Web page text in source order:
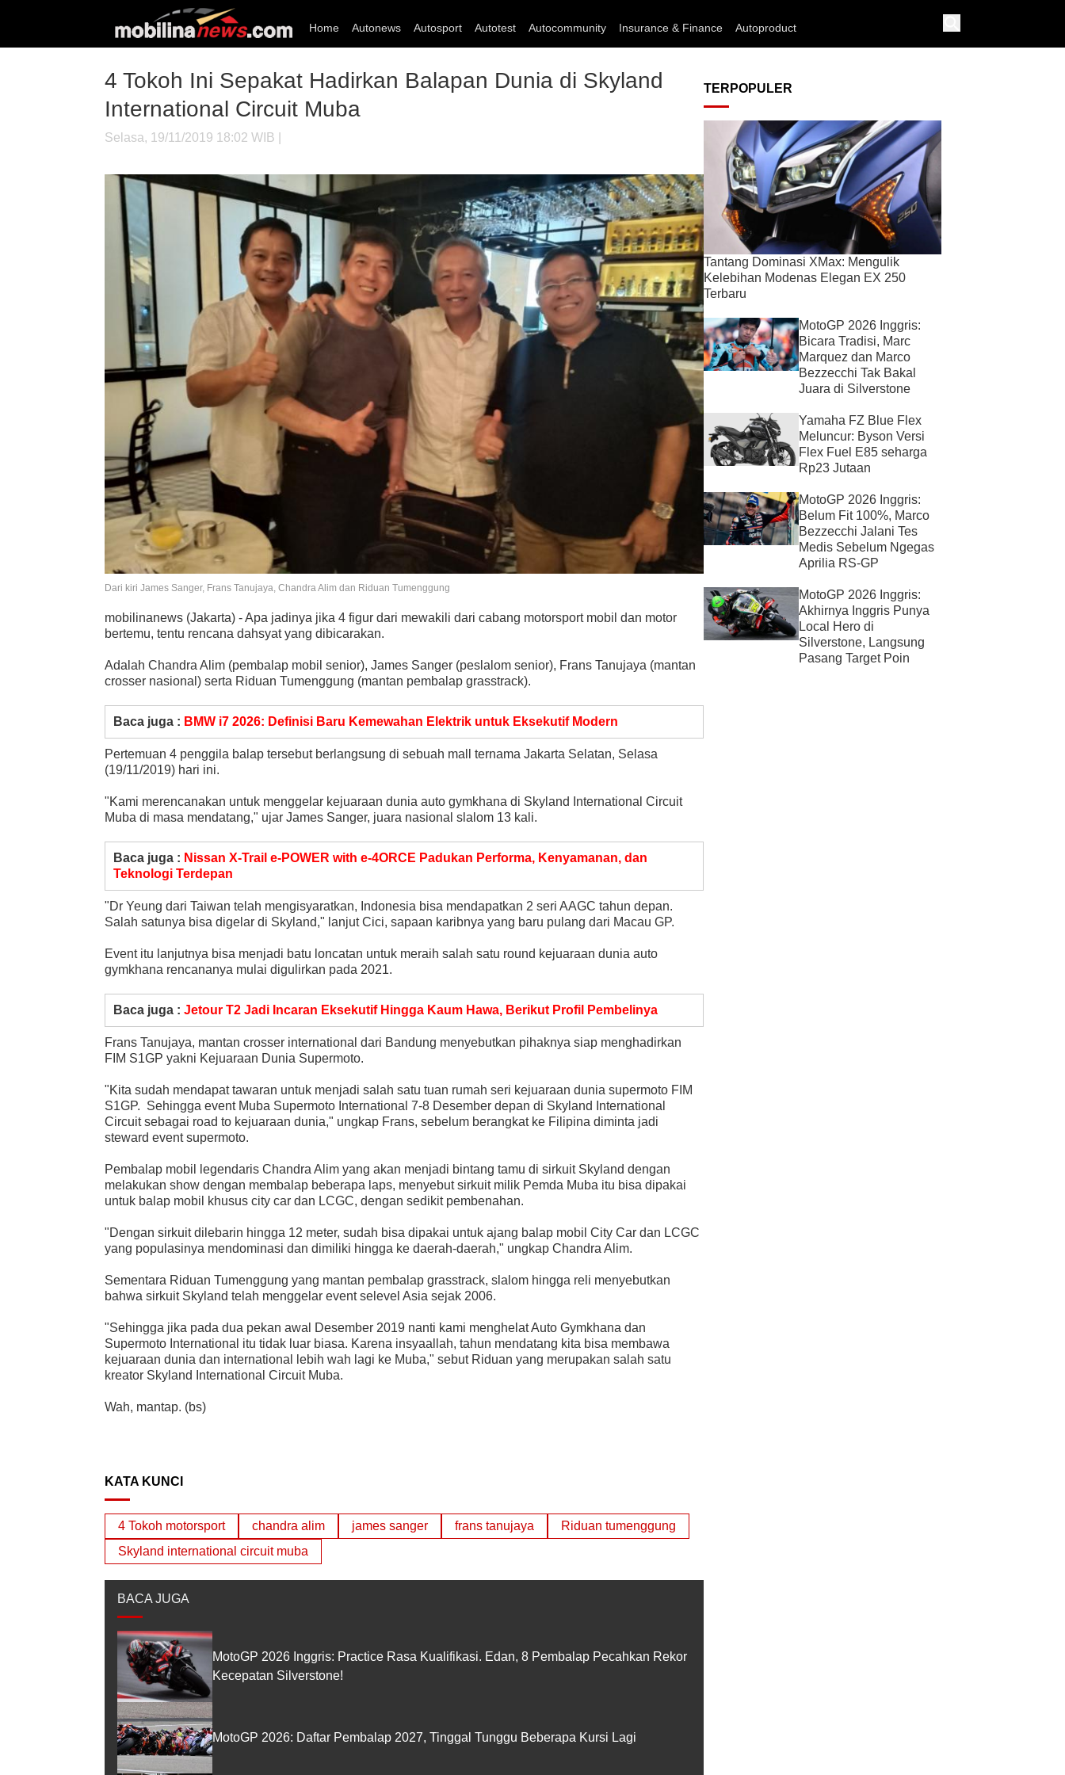
Home Autonews Autosport Autotest Autocommunity Insurance & Finance Autoproduct
4 Tokoh Ini Sepakat Hadirkan Balapan Dunia di Skyland
International Circuit Muba
Selasa, 19/11/2019 18:02 WIB |
Dari kiri James Sanger, Frans Tanujaya, Chandra Alim dan Riduan Tumenggung
mobilinanews (Jakarta) - Apa jadinya jika 4 figur dari mewakili dari cabang motorsport mobil dan motor
bertemu, tentu rencana dahsyat yang dibicarakan.
Adalah Chandra Alim (pembalap mobil senior), James Sanger (peslalom senior), Frans Tanujaya (mantan
crosser nasional) serta Riduan Tumenggung (mantan pembalap grasstrack).
Baca juga : BMW i7 2026: Definisi Baru Kemewahan Elektrik untuk Eksekutif Modern
Pertemuan 4 penggila balap tersebut berlangsung di sebuah mall ternama Jakarta Selatan, Selasa
(19/11/2019) hari ini.
"Kami merencanakan untuk menggelar kejuaraan dunia auto gymkhana di Skyland International Circuit
Muba di masa mendatang," ujar James Sanger, juara nasional slalom 13 kali.
Baca juga : Nissan X-Trail e-POWER with e-4ORCE Padukan Performa, Kenyamanan, dan
Teknologi Terdepan
"Dr Yeung dari Taiwan telah mengisyaratkan, Indonesia bisa mendapatkan 2 seri AAGC tahun depan.
Salah satunya bisa digelar di Skyland," lanjut Cici, sapaan karibnya yang baru pulang dari Macau GP.
Event itu lanjutnya bisa menjadi batu loncatan untuk meraih salah satu round kejuaraan dunia auto
gymkhana rencananya mulai digulirkan pada 2021.
Baca juga : Jetour T2 Jadi Incaran Eksekutif Hingga Kaum Hawa, Berikut Profil Pembelinya
Frans Tanujaya, mantan crosser international dari Bandung menyebutkan pihaknya siap menghadirkan
FIM S1GP yakni Kejuaraan Dunia Supermoto.
"Kita sudah mendapat tawaran untuk menjadi salah satu tuan rumah seri kejuaraan dunia supermoto FIM
S1GP. Sehingga event Muba Supermoto International 7-8 Desember depan di Skyland International
Circuit sebagai road to kejuaraan dunia," ungkap Frans, sebelum berangkat ke Filipina diminta jadi
steward event supermoto.
Pembalap mobil legendaris Chandra Alim yang akan menjadi bintang tamu di sirkuit Skyland dengan
melakukan show dengan membalap beberapa laps, menyebut sirkuit milik Pemda Muba itu bisa dipakai
untuk balap mobil khusus city car dan LCGC, dengan sedikit pembenahan.
"Dengan sirkuit dilebarin hingga 12 meter, sudah bisa dipakai untuk ajang balap mobil City Car dan LCGC
yang populasinya mendominasi dan dimiliki hingga ke daerah-daerah," ungkap Chandra Alim.
Sementara Riduan Tumenggung yang mantan pembalap grasstrack, slalom hingga reli menyebutkan
bahwa sirkuit Skyland telah menggelar event selevel Asia sejak 2006.
"Sehingga jika pada dua pekan awal Desember 2019 nanti kami menghelat Auto Gymkhana dan
Supermoto International itu tidak luar biasa. Karena insyaallah, tahun mendatang kita bisa membawa
kejuaraan dunia dan international lebih wah lagi ke Muba," sebut Riduan yang merupakan salah satu
kreator Skyland International Circuit Muba.
Wah, mantap. (bs)
KATA KUNCI
4 Tokoh motorsport chandra alim james sanger frans tanujaya
Riduan tumenggung
Skyland international circuit muba
BACA JUGA
MotoGP 2026 Inggris: Practice Rasa Kualifikasi. Edan, 8 Pembalap Pecahkan Rekor
Kecepatan Silverstone!
MotoGP 2026: Daftar Pembalap 2027, Tinggal Tunggu Beberapa Kursi Lagi
TERPOPULER
Tantang Dominasi XMax: Mengulik
Kelebihan Modenas Elegan EX 250
Terbaru
MotoGP 2026 Inggris:
Bicara Tradisi, Marc
Marquez dan Marco
Bezzecchi Tak Bakal
Juara di Silverstone
Yamaha FZ Blue Flex
Meluncur: Byson Versi
Flex Fuel E85 seharga
Rp23 Jutaan
MotoGP 2026 Inggris:
Belum Fit 100%, Marco
Bezzecchi Jalani Tes
Medis Sebelum Ngegas
Aprilia RS-GP
MotoGP 2026 Inggris:
Akhirnya Inggris Punya
Local Hero di
Silverstone, Langsung
Pasang Target Poin